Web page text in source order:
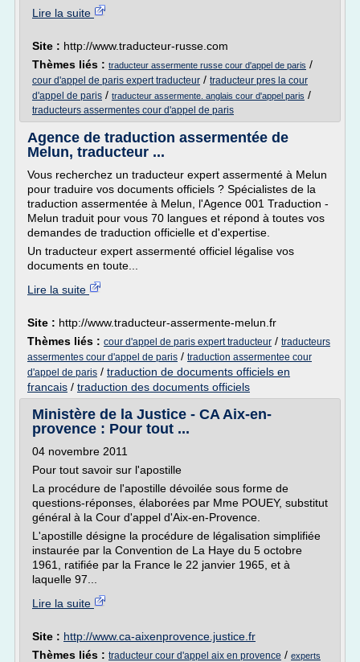
Lire la suite
Site : http://www.traducteur-russe.com
Thèmes liés : traducteur assermente russe cour d'appel de paris /
cour d'appel de paris expert traducteur / traducteur pres la cour
d'appel de paris / traducteur assermente. anglais cour d'appel paris /
traducteurs assermentes cour d'appel de paris
Agence de traduction assermentée de
Melun, traducteur ...
Vous recherchez un traducteur expert assermenté à Melun
pour traduire vos documents officiels ? Spécialistes de la
traduction assermentée à Melun, l'Agence 001 Traduction -
Melun traduit pour vous 70 langues et répond à toutes vos
demandes de traduction officielle et d'expertise.
Un traducteur expert assermenté officiel légalise vos
documents en toute...
Lire la suite
Site : http://www.traducteur-assermente-melun.fr
Thèmes liés : cour d'appel de paris expert traducteur / traducteurs
assermentes cour d'appel de paris / traduction assermentee cour
d'appel de paris / traduction de documents officiels en
francais / traduction des documents officiels
Ministère de la Justice - CA Aix-en-
provence : Pour tout ...
04 novembre 2011
Pour tout savoir sur l'apostille
La procédure de l'apostille dévoilée sous forme de
questions-réponses, élaborées par Mme POUEY, substitut
général à la Cour d'appel d'Aix-en-Provence.
L'apostille désigne la procédure de légalisation simplifiée
instaurée par la Convention de La Haye du 5 octobre
1961, ratifiée par la France le 22 janvier 1965, et à
laquelle 97...
Lire la suite
Site : http://www.ca-aixenprovence.justice.fr
Thèmes liés : traducteur cour d'appel aix en provence / experts